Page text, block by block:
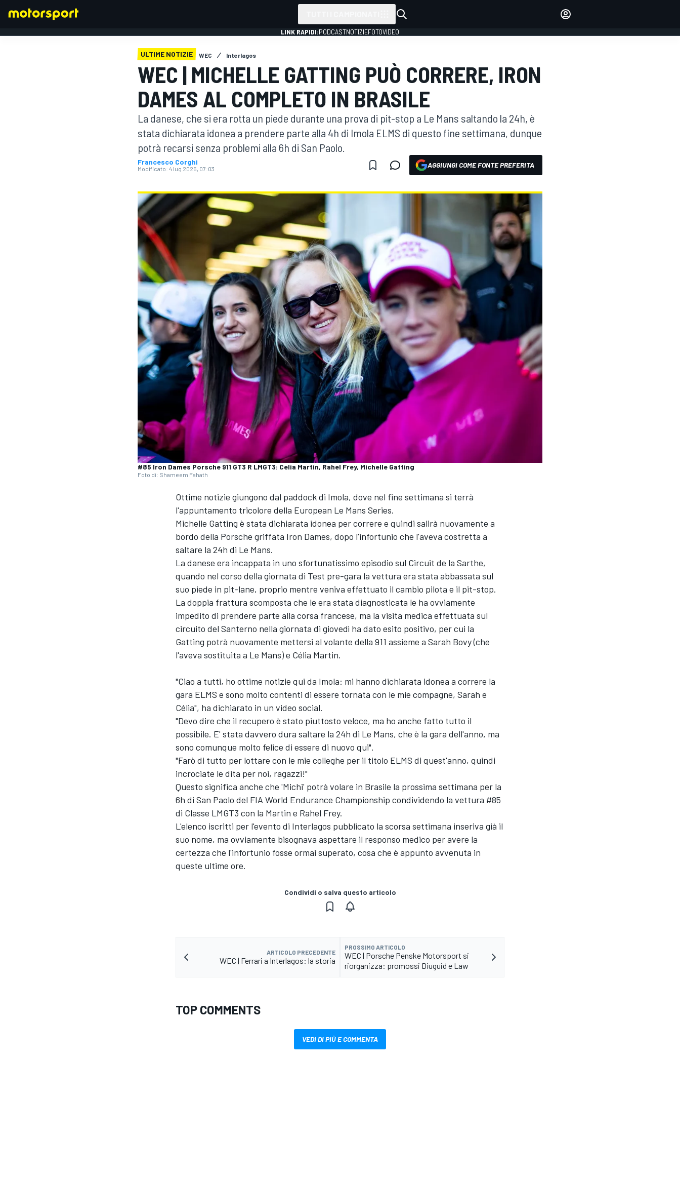
ACCEDI
LINK RAPIDI:PODCASTNOTIZIEFOTOVIDEO
ULTIME NOTIZIE WEC Interlagos
WEC | MICHELLE GATTING PUÒ CORRERE, IRON
DAMES AL COMPLETO IN BRASILE
La danese, che si era rotta un piede durante una prova di pit-stop a Le Mans saltando la 24h, è
stata dichiarata idonea a prendere parte alla 4h di Imola ELMS di questo fine settimana, dunque
potrà recarsi senza problemi alla 6h di San Paolo.
Francesco Corghi
Modificato: 4 lug 2025, 07:03 AGGIUNGI COME FONTE PREFERITA
#85 Iron Dames Porsche 911 GT3 R LMGT3: Celia Martin, Rahel Frey, Michelle Gatting
Foto di: Shameem Fahath
Ottime notizie giungono dal paddock di Imola, dove nel fine settimana si terrà
l'appuntamento tricolore della European Le Mans Series.
Michelle Gatting è stata dichiarata idonea per correre e quindi salirà nuovamente a
bordo della Porsche griffata Iron Dames, dopo l'infortunio che l'aveva costretta a
saltare la 24h di Le Mans.
La danese era incappata in uno sfortunatissimo episodio sul Circuit de la Sarthe,
quando nel corso della giornata di Test pre-gara la vettura era stata abbassata sul
suo piede in pit-lane, proprio mentre veniva effettuato il cambio pilota e il pit-stop.
La doppia frattura scomposta che le era stata diagnosticata le ha ovviamente
impedito di prendere parte alla corsa francese, ma la visita medica effettuata sul
circuito del Santerno nella giornata di giovedì ha dato esito positivo, per cui la
Gatting potrà nuovamente mettersi al volante della 911 assieme a Sarah Bovy (che
l'aveva sostituita a Le Mans) e Célia Martin.
"Ciao a tutti, ho ottime notizie qui da Imola: mi hanno dichiarata idonea a correre la
gara ELMS e sono molto contenti di essere tornata con le mie compagne, Sarah e
Célia", ha dichiarato in un video social.
"Devo dire che il recupero è stato piuttosto veloce, ma ho anche fatto tutto il
possibile. E' stata davvero dura saltare la 24h di Le Mans, che è la gara dell'anno, ma
sono comunque molto felice di essere di nuovo qui".
"Farò di tutto per lottare con le mie colleghe per il titolo ELMS di quest'anno, quindi
incrociate le dita per noi, ragazzi!"
Questo significa anche che 'Michi' potrà volare in Brasile la prossima settimana per la
6h di San Paolo del FIA World Endurance Championship condividendo la vettura #85
di Classe LMGT3 con la Martin e Rahel Frey.
L'elenco iscritti per l'evento di Interlagos pubblicato la scorsa settimana inseriva già il
suo nome, ma ovviamente bisognava aspettare il responso medico per avere la
certezza che l'infortunio fosse ormai superato, cosa che è appunto avvenuta in
queste ultime ore.
Condividi o salva questo articolo
ARTICOLO PRECEDENTE
WEC | Ferrari a Interlagos: la storia
PROSSIMO ARTICOLO
WEC | Porsche Penske Motorsport si
riorganizza: promossi Diuguid e Law
TOP COMMENTS
VEDI DI PIÙ E COMMENTA